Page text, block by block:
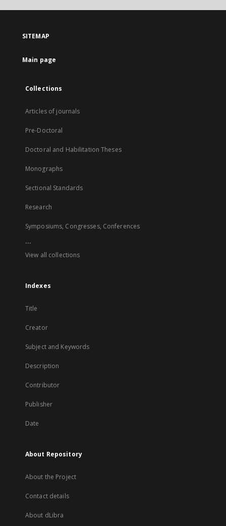
SITEMAP
Main page
Collections
Articles of journals
Pre-Doctoral
Doctoral and Habilitation Theses
Monographs
Sectional Standards
Research
Symposiums, Congresses, Conferences
...
View all collections
Indexes
Title
Creator
Subject and Keywords
Description
Contributor
Publisher
Date
About Repository
About the Project
Contact details
About dLibra